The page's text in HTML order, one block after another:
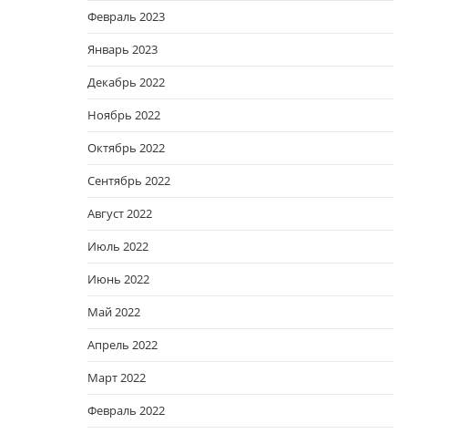
Февраль 2023
Январь 2023
Декабрь 2022
Ноябрь 2022
Октябрь 2022
Сентябрь 2022
Август 2022
Июль 2022
Июнь 2022
Май 2022
Апрель 2022
Март 2022
Февраль 2022